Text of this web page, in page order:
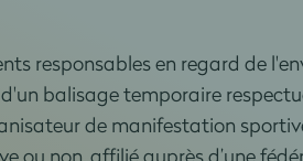
responsables en regard de
balisage temporaire
de manifestation
ou non, affilié auprès d’une